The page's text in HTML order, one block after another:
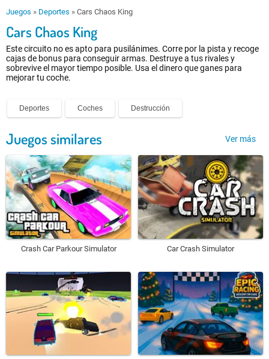
Juegos » Deportes » Cars Chaos King
Cars Chaos King
Este circuito no es apto para pusilánimes. Corre por la pista y recoge
cajas de bonus para conseguir armas. Destruye a tus rivales y
sobrevive el mayor tiempo posible. Usa el dinero que ganes para
mejorar tu coche.
Deportes Coches Destrucción
Juegos similares Ver más
Crash Car Parkour Simulator Car Crash Simulator